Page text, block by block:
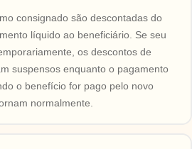
consignado são descontadas do
líquido ao beneficiário. Se seu
os descontos de
suspensos enquanto o pagamento
o benefício for pago pelo novo
normalmente.